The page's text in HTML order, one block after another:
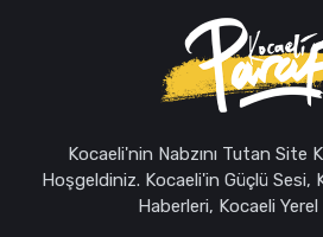
Kocaeli'nin Nabzını Tutan Site
Hoşgeldiniz. Kocaeli'in Güçlü Sesi,
Haberleri, Kocaeli